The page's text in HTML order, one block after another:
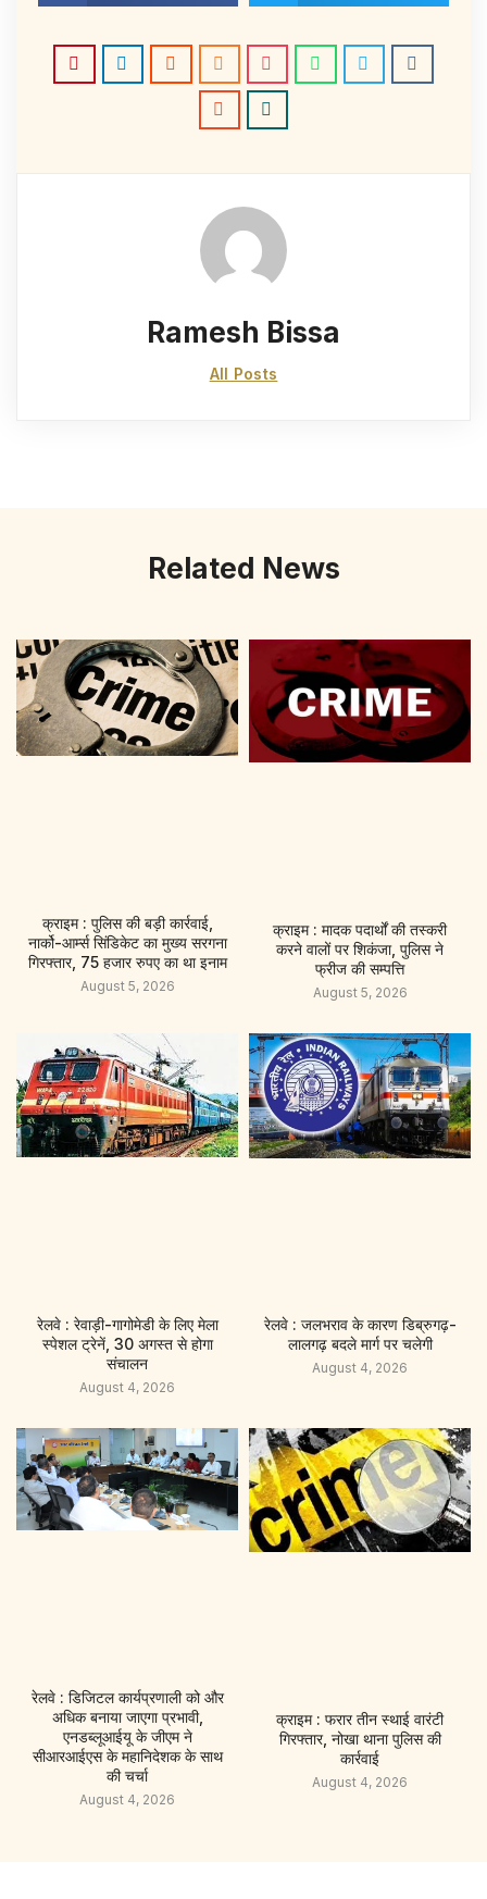
Ramesh Bissa
All Posts
Related News
क्राइम : पुलिस की बड़ी कार्रवाई,
नार्को-आर्म्स सिंडिकेट का मुख्य सरगना
गिरफ्तार, 75 हजार रुपए का था इनाम
August 5, 2026
क्राइम : मादक पदार्थों की तस्करी
करने वालों पर शिकंजा, पुलिस ने
फ्रीज की सम्पत्ति
August 5, 2026
रेलवे : रेवाड़ी-गागोमेडी के लिए मेला
स्पेशल ट्रेनें, 30 अगस्त से होगा
संचालन
August 4, 2026
रेलवे : जलभराव के कारण डिब्रुगढ़-
लालगढ़ बदले मार्ग पर चलेगी
August 4, 2026
रेलवे : डिजिटल कार्यप्रणाली को और
अधिक बनाया जाएगा प्रभावी,
एनडब्लूआईयू के जीएम ने
सीआरआईएस के महानिदेशक के साथ
की चर्चा
August 4, 2026
क्राइम : फरार तीन स्थाई वारंटी
गिरफ्तार, नोखा थाना पुलिस की
कार्रवाई
August 4, 2026